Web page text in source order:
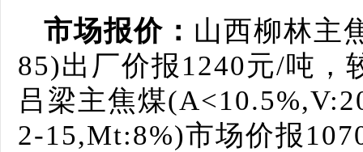
市场报价： 山西柳林主
85)出厂价报1240元/吨，
吕梁主焦煤
2-15,Mt:8%)市场价报